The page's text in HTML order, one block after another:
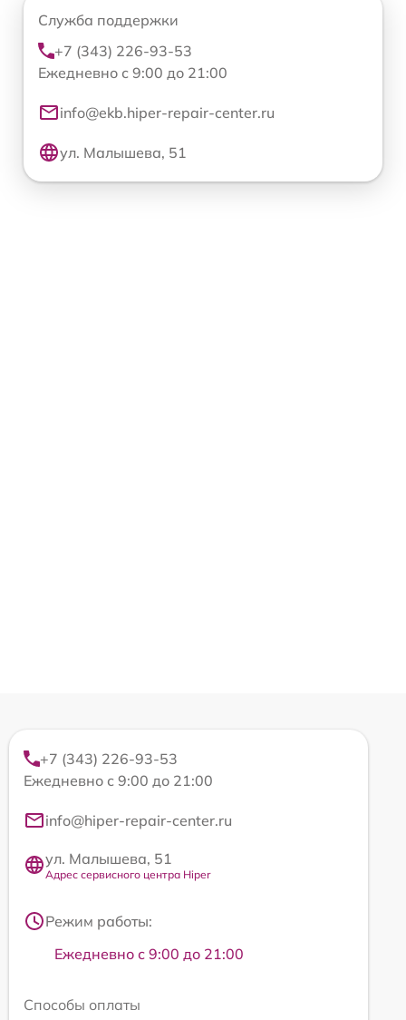
Служба поддержки
+7 (343) 226-93-53
Ежедневно с 9:00 до 21:00
info@ekb.hiper-repair-center.ru
ул. Малышева, 51
+7 (343) 226-93-53
Ежедневно с 9:00 до 21:00
info@hiper-repair-center.ru
ул. Малышева, 51
Адрес сервисного центра Hiper
Режим работы:
Ежедневно с 9:00 до 21:00
Способы оплаты